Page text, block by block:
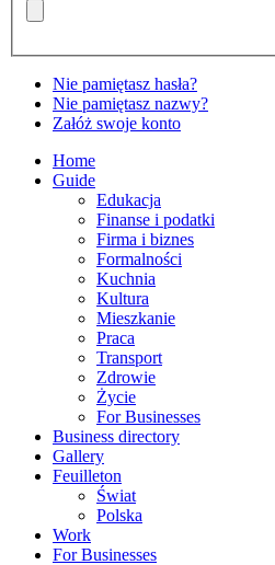
Nie pamiętasz hasła?
Nie pamiętasz nazwy?
Załóż swoje konto
Home
Guide
Edukacja
Finanse i podatki
Firma i biznes
Formalności
Kuchnia
Kultura
Mieszkanie
Praca
Transport
Zdrowie
Życie
For Businesses
Business directory
Gallery
Feuilleton
Świat
Polska
Work
For Businesses